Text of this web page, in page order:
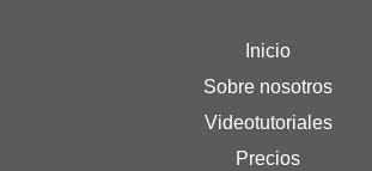
Inicio
Sobre nosotros
Videotutoriales
Precios